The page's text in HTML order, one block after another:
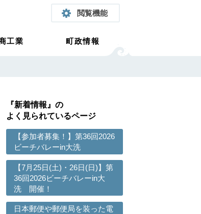
閲覧機能
工業 町政情報
『新着情報』の
よく見られているページ
【参加者募集！】第36回2026
ビーチバレーin大洗
【7月25日(土)・26日(日)】第
36回2026ビーチバレーin大
洗 開催！
日本郵便や郵便局を装った電